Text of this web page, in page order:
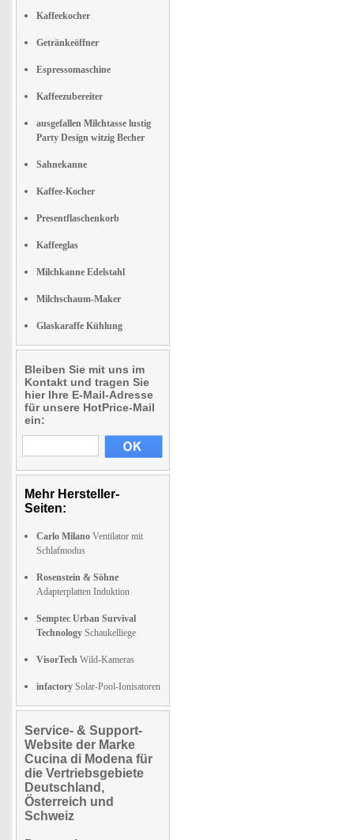
Kaffeekocher
Getränkeöffner
Espressomaschine
Kaffeezubereiter
ausgefallen Milchtasse lustig
Party Design witzig Becher
Sahnekanne
Kaffee-Kocher
Presentflaschenkorb
Kaffeeglas
Milchkanne Edelstahl
Milchschaum-Maker
Glaskaraffe Kühlung
Bleiben Sie mit uns im
Kontakt und tragen Sie
hier Ihre E-Mail-Adresse
für unsere HotPrice-Mail
ein:
Mehr Hersteller-
Seiten:
Carlo Milano Ventilator mit
Schlafmodus
Rosenstein & Söhne
Adapterplatten Induktion
Semptec Urban Survival
Technology Schaukelliege
VisorTech Wild-Kameras
infactory Solar-Pool-Ionisatoren
Service- & Support-
Website der Marke
Cucina di Modena für
die Vertriebsgebiete
Deutschland,
Österreich und
Schweiz